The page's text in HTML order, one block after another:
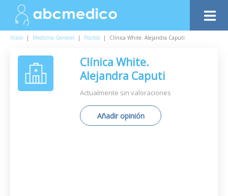
Inicio | Medicina General | Pocitos | Clínica White. Alejandra Caputi
Clínica White.
Alejandra Caputi
Actualmente sin valoraciones
Añadir opinión